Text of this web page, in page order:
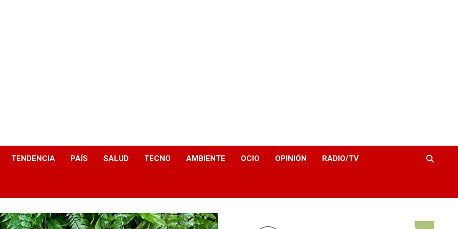
TENDENCIA PAÍS SALUD TECNO AMBIENTE OCIO OPINIÓN RADIO/TV